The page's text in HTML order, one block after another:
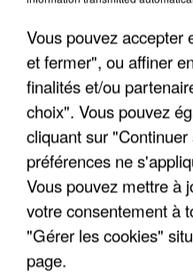
L’UN DES
MAFIA INTERPELLÉ EN
Vous pouvez accepter
et fermer", ou affiner
finalités et/ou
choix". Vous pouvez
cliquant sur
préférences ne
Vous pouvez mettre à
votre consentement à
"Gérer les cookies"
page.